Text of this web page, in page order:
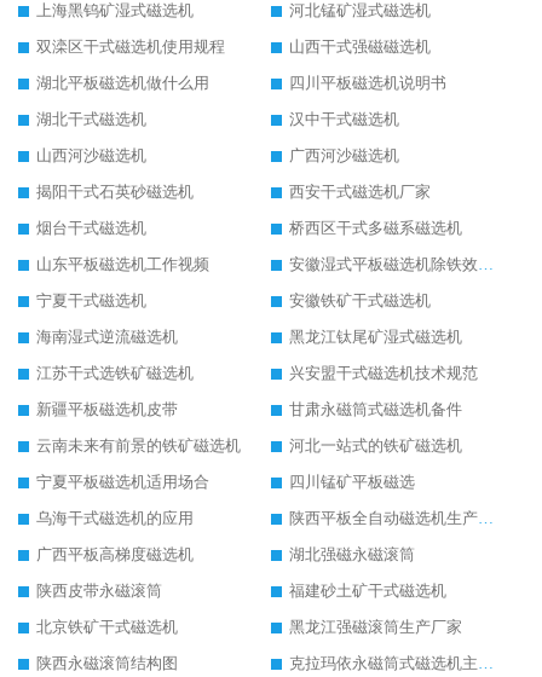
上海黑钨矿湿式磁选机
河北锰矿湿式磁选机
双滦区干式磁选机使用规程
山西干式强磁磁选机
湖北平板磁选机做什么用
四川平板磁选机说明书
湖北干式磁选机
汉中干式磁选机
山西河沙磁选机
广西河沙磁选机
揭阳干式石英砂磁选机
西安干式磁选机厂家
烟台干式磁选机
桥西区干式多磁系磁选机
山东平板磁选机工作视频
安徽湿式平板磁选机除铁效果怎么样
宁夏干式磁选机
安徽铁矿干式磁选机
海南湿式逆流磁选机
黑龙江钛尾矿湿式磁选机
江苏干式选铁矿磁选机
兴安盟干式磁选机技术规范
新疆平板磁选机皮带
甘肃永磁筒式磁选机备件
云南未来有前景的铁矿磁选机
河北一站式的铁矿磁选机
宁夏平板磁选机适用场合
四川锰矿平板磁选
乌海干式磁选机的应用
陕西平板全自动磁选机生产厂家
广西平板高梯度磁选机
湖北强磁永磁滚筒
陕西皮带永磁滚筒
福建砂土矿干式磁选机
北京铁矿干式磁选机
黑龙江强磁滚筒生产厂家
陕西永磁滚筒结构图
克拉玛依永磁筒式磁选机主要技术参数